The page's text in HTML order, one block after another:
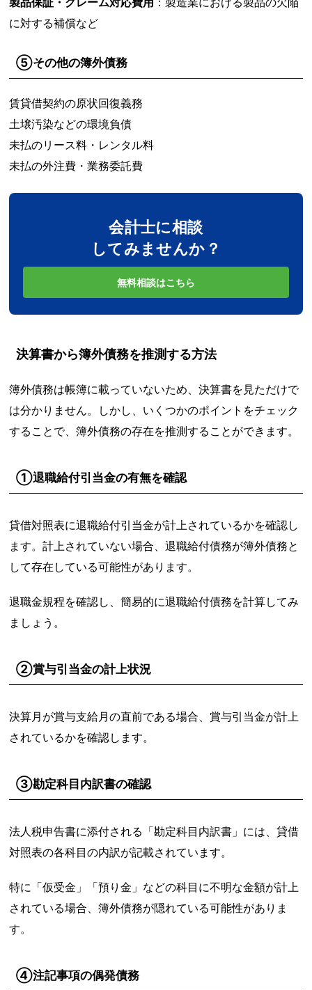
に対する補償など
⑤その他の簿外債務
賃貸借契約の原状回復義務
土壌汚染などの環境負債
未払のリース料・レンタル料
未払の外注費・業務委託費
会計士に相談
してみませんか？
無料相談はこちら
決算書から簿外債務を推測する方法
簿外債務は帳簿に載っていないため、決算書を見ただけで
は分かりません。しかし、いくつかのポイントをチェック
することで、簿外債務の存在を推測することができます。
①退職給付引当金の有無を確認
貸借対照表に退職給付引当金が計上されているかを確認し
ます。計上されていない場合、退職給付債務が簿外債務と
して存在している可能性があります。
退職金規程を確認し、簡易的に退職給付債務を計算してみ
ましょう。
②賞与引当金の計上状況
決算月が賞与支給月の直前である場合、賞与引当金が計上
されているかを確認します。
③勘定科目内訳書の確認
法人税申告書に添付される「勘定科目内訳書」には、貸借
対照表の各科目の内訳が記載されています。
特に「仮受金」「預り金」などの科目に不明な金額が計上
されている場合、簿外債務が隠れている可能性がありま
す。
④注記事項の偶発債務